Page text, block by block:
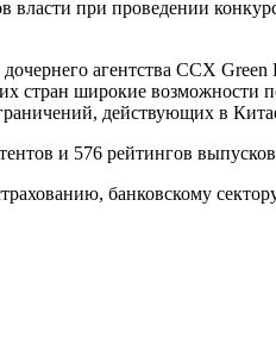
при проведении
агентства CCX Green
стран широкие возможности
действующих в
и 576 рейтингов
банковскому